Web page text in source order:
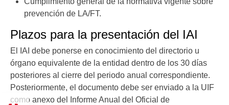
prevención de LA/FT.
Plazos para la presentación del IAI
El IAI debe ponerse en conocimiento del directorio u
órgano equivalente de la entidad dentro de los 30 días
posteriores al cierre del periodo anual correspondiente.
Posteriormente, el documento debe ser enviado a la UIF
como anexo del Informe Anual del Oficial de